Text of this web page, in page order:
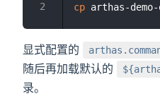
cp arthas-
显式配置的
随后再加载默认的
录。